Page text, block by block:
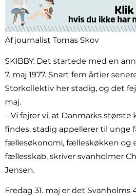
Af journalist Tomas Skov
SKIBBY: Det startede med en
7. maj 1977. Snart fem årtier
Storkollektiv her stadig, og det
maj.
– Vi fejrer vi, at Danmarks
findes, stadig appellerer til unge
fællesøkonomi, fælleskøkken og
fællesskab, skriver svanholmer
Jensen.
Fredag 31. maj er det Svanholms